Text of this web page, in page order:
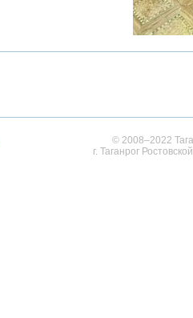
© 2008–2022
г. Таганрог